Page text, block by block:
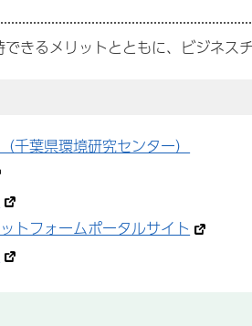
きるメリットとともに、ビジネス
千葉県環境研究センター）
トフォームポータルサイト